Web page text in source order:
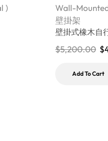
) Wall-
壁掛架
壁掛式橡木自
$5,200.00 $
Add To Cart